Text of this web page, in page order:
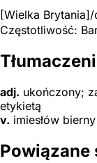
[Wielka Brytania]/
Częstotliwość:
adj. ukończony;
etykietą
v. imiesłów
Powiązane